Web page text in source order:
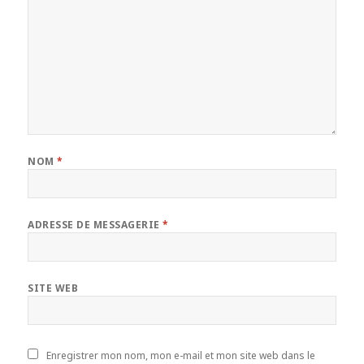
NOM*
ADRESSE DE MESSAGERIE*
SITE WEB
Enregistrer mon nom, mon e-mail et mon site web dans le